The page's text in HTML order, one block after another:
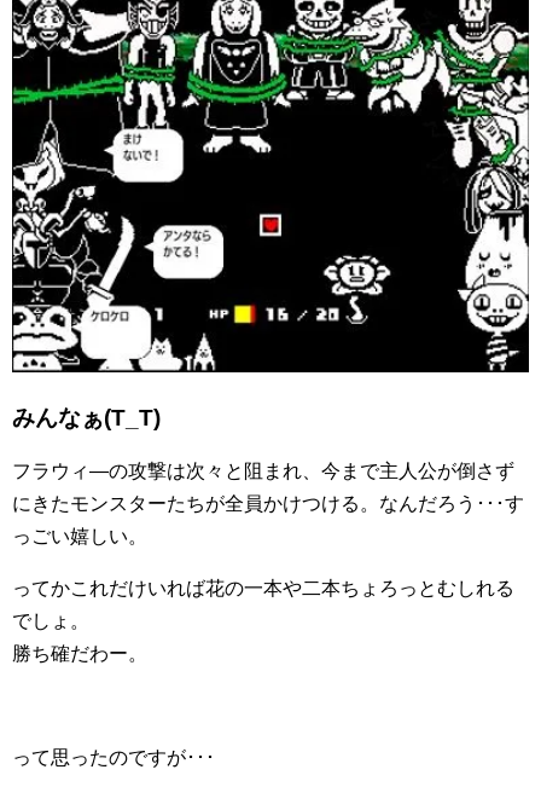
みんなぁ(T_T)
フラウィ―の攻撃は次々と阻まれ、今まで主人公が倒さず
にきたモンスターたちが全員かけつける。なんだろう･･･す
っごい嬉しい。
ってかこれだけいれば花の一本や二本ちょろっとむしれる
でしょ。
勝ち確だわー。
って思ったのですが･･･